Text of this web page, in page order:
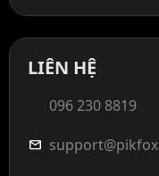
LIÊN HỆ
096 230 8819
mail